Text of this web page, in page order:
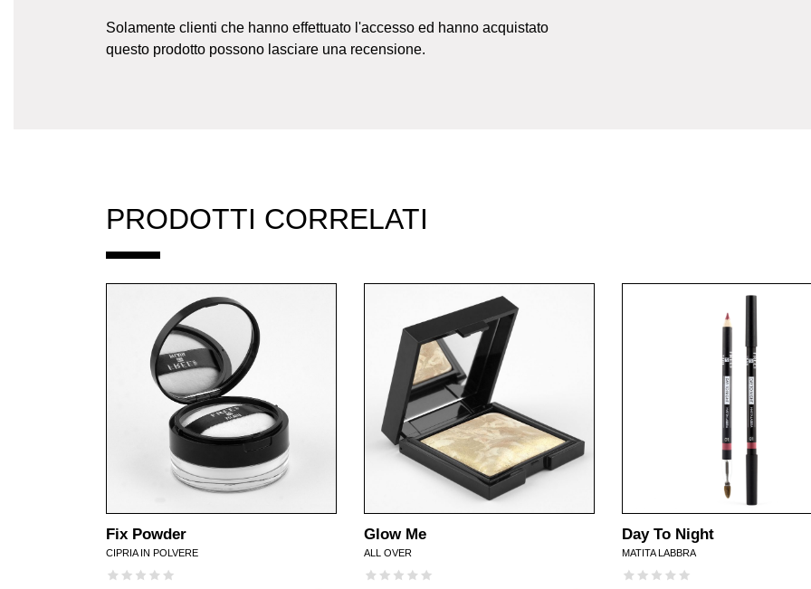
Solamente clienti che hanno effettuato l'accesso ed hanno acquistato
questo prodotto possono lasciare una recensione.
PRODOTTI CORRELATI
Fix Powder
CIPRIA IN POLVERE
Glow Me
ALL OVER
Day To Night
MATITA LABBRA